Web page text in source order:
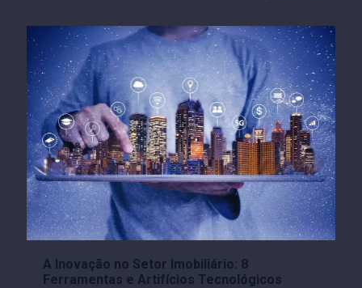
A Inovação no Setor Imobiliário: 8
Ferramentas e Artifícios Tecnológicos